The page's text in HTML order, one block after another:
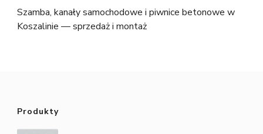
Szamba, kanały samochodowe i piwnice betonowe w
Koszalinie — sprzedaż i montaż
Produkty